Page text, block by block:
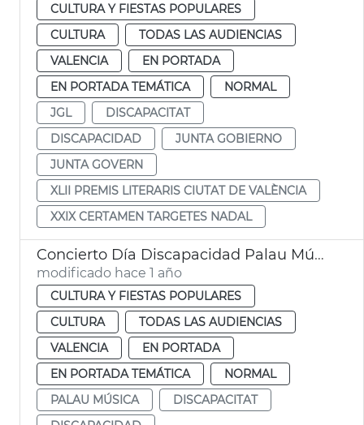
CULTURA Y FIESTAS POPULARES
CULTURA
TODAS LAS AUDIENCIAS
VALENCIA
EN PORTADA
EN PORTADA TEMÁTICA
NORMAL
JGL
DISCAPACITAT
DISCAPACIDAD
JUNTA GOBIERNO
JUNTA GOVERN
XLII PREMIS LITERARIS CIUTAT DE VALÈNCIA
XXIX CERTAMEN TARGETES NADAL
Concierto Día Discapacidad Palau Música
modificado hace 1 año
CULTURA Y FIESTAS POPULARES
CULTURA
TODAS LAS AUDIENCIAS
VALENCIA
EN PORTADA
EN PORTADA TEMÁTICA
NORMAL
PALAU MÚSICA
DISCAPACITAT